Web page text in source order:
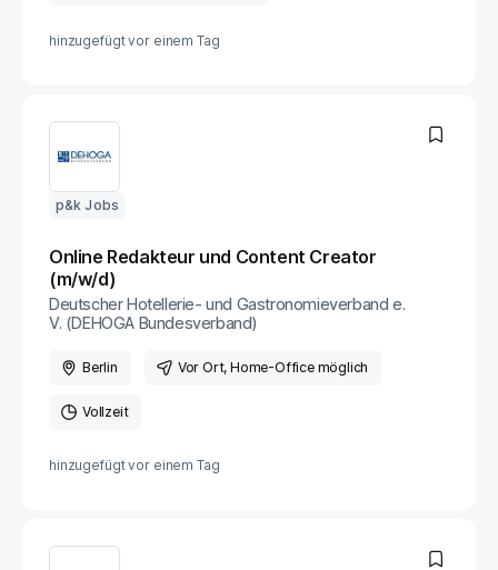
hinzugefügt vor einem Tag
p&k Jobs
Online Redakteur und Content Creator
(m/w/d)
Deutscher Hotellerie- und Gastronomieverband e.
V. (DEHOGA Bundesverband)
Berlin Vor Ort, Home-Office möglich
Vollzeit
hinzugefügt vor einem Tag